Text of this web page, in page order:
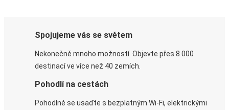
Spojujeme vás se světem
Nekonečně mnoho možností. Objevte přes 8 000
destinací ve více než 40 zemích.
Pohodlí na cestách
Pohodlně se usaďte s bezplatným Wi-Fi, elektrickými